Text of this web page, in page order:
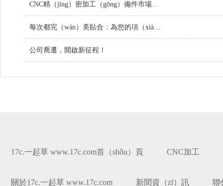
CNC精（jīng）密加工（gōng）備件市場持續增長，技術創新引領行業未來
每次都完（wán）美貼合：為您的項（xiàng）目定（dìng）製螺絲
公司喬遷，開啟新征程！
17c.一起草 www.17c.com首（shǒu）頁 CNC加工
關於17c.一起草 www.17c.com 新聞資（zī）訊 聯